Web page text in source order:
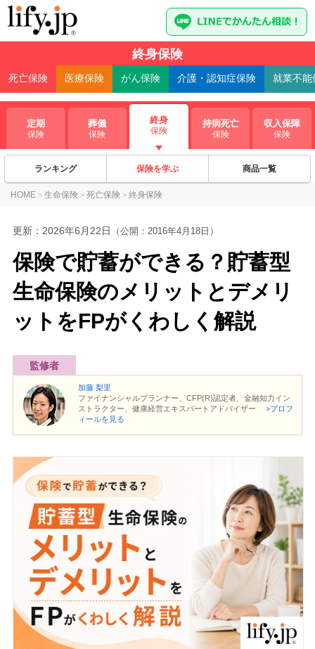
死亡保険 医療保険 がん保険 介護・認知症保険 就業不能
定期
保険
葬儀
保険
終身
保険
持病死亡
保険
収入保障
保険
終身保険
ランキング 保険を学ぶ 商品一覧
HOME > 生命保険 > 死亡保険 > 終身保険
更新： 2026年6月22日 （公開：2016年4月18日）
保険で貯蓄ができる？貯蓄型
生命保険のメリットとデメリ
ットをFPがくわしく解説
監修者
加藤 梨里
ファイナンシャルプランナー、CFP(R)認定者、金融知力イン
ストラクター、健康経営エキスパートアドバイザー >プロフ
ィールを見る